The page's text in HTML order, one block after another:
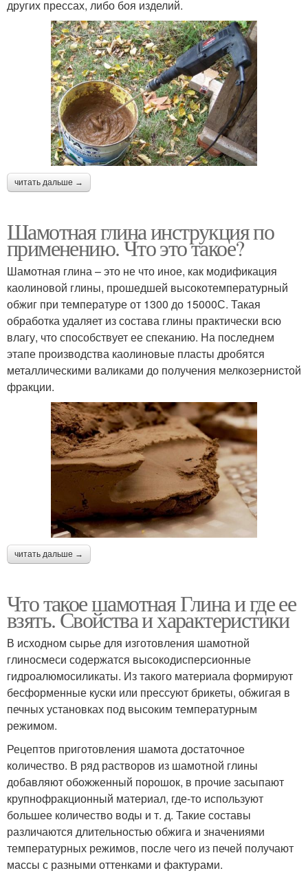
других прессах, либо боя изделий.
читать дальше →
Шамотная глина инструкция по
применению. Что это такое?
Шамотная глина – это не что иное, как модификация
каолиновой глины, прошедшей высокотемпературный
обжиг при температуре от 1300 до 15000С. Такая
обработка удаляет из состава глины практически всю
влагу, что способствует ее спеканию. На последнем
этапе производства каолиновые пласты дробятся
металлическими валиками до получения мелкозернистой
фракции.
читать дальше →
Что такое шамотная Глина и где ее
взять. Свойства и характеристики
В исходном сырье для изготовления шамотной
глиносмеси содержатся высокодисперсионные
гидроалюмосиликаты. Из такого материала формируют
бесформенные куски или прессуют брикеты, обжигая в
печных установках под высоким температурным
режимом.
Рецептов приготовления шамота достаточное
количество. В ряд растворов из шамотной глины
добавляют обожженный порошок, в прочие засыпают
крупнофракционный материал, где-то используют
большее количество воды и т. д. Такие составы
различаются длительностью обжига и значениями
температурных режимов, после чего из печей получают
массы с разными оттенками и фактурами.